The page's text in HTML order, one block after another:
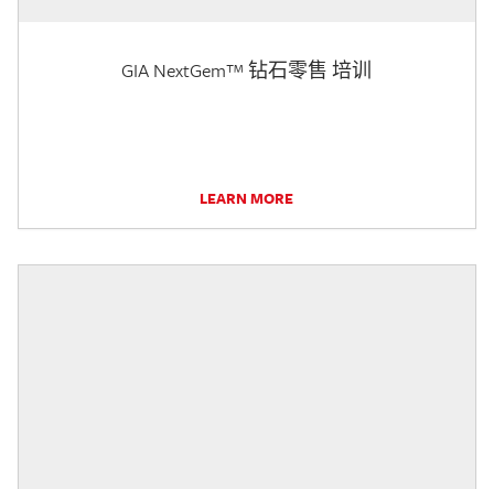
GIA NextGem™ 钻石零售 培训
LEARN MORE